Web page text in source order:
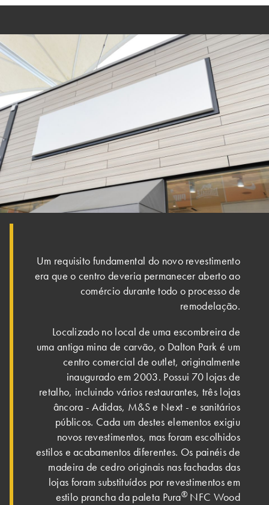
Um requisito fundamental do novo revestimento
era que o centro deveria permanecer aberto ao
comércio durante todo o processo de
remodelação.
Localizado no local de uma escombreira de
uma antiga mina de carvão, o Dalton Park é um
centro comercial de outlet, originalmente
inaugurado em 2003. Possui 70 lojas de
retalho, incluindo vários restaurantes, três lojas
âncora - Adidas, M&S e Next - e sanitários
públicos. Cada um destes elementos exigiu
novos revestimentos, mas foram escolhidos
estilos e acabamentos diferentes. Os painéis de
madeira de cedro originais nas fachadas das
lojas foram substituídos por revestimentos em
estilo prancha da paleta Pura® NFC Wood